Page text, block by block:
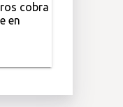
cobra
en